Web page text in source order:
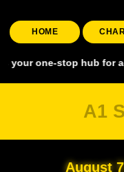
HOME
stop hub for accurate
A1
August